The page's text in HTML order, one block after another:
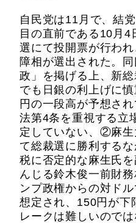
自民党は11月で、結
目の直前である10月
選にて投開票が行わ
障相が選出された。
政」を掲げる上、新
でも日銀の利上げに
円の一段高が予想さ
法第4条を重視する立
定していない、②麻
て総裁選に勝利する
税に否定的な麻生氏
んじる鈴木俊一前財
ンプ政権からの対ド
想定され、150円が下
レークは難しいのでは